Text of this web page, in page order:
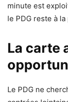
minute est
le PDG reste à
La carte
Le PDG ne